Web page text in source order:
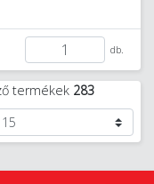
db.
termékek 283